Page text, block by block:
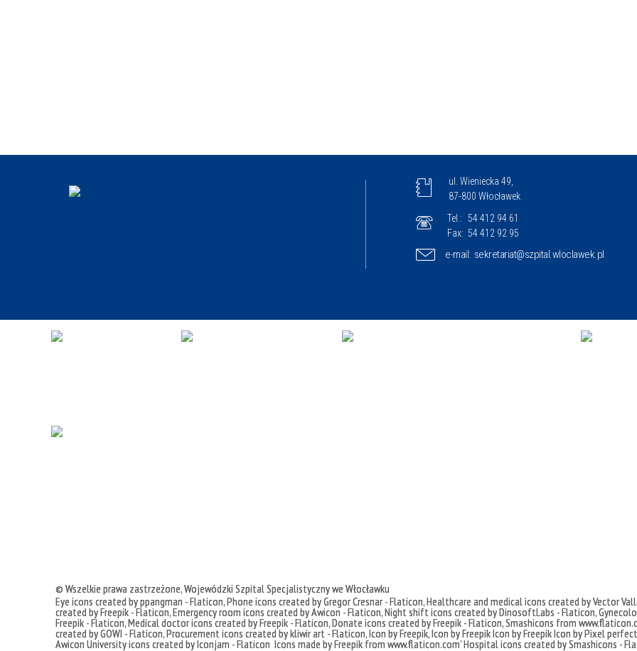
ul. Wieniecka 49,
87-800 Włocławek
Tel.: 54 412 94 61
Fax: 54 412 92 95
e-mail: sekretariat@szpital.wloclawek.pl
© Wszelkie prawa zastrzeżone,Wojewódzki Szpital Specjalistyczny we Włocławku
Eye icons created by ppangman - Flaticon,Phone icons created by Gregor Cresnar - Flaticon,Healthcare and medical icons created by Vector
created by Freepik - Flaticon,Emergency room icons created by Awicon - Flaticon,Night shift icons created by DinosoftLabs - Flaticon,
Freepik - Flaticon,Medical doctor icons created by Freepik - Flaticon,Donate icons created by Freepik - Flaticon,Smashicons from
created by GOWI - Flaticon,Procurement icons created by kliwir art - Flaticon,Icon by Freepik,Icon by FreepikIcon by FreepikIcon by Pixel perfect
Awicon University icons created by Iconjam - Flaticon Icons made byFreepik from www.flaticon.com'Hospital icons created by Smashicons -